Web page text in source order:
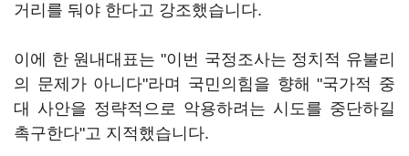
거리를 둬야 한다고 강조했습니다.
이에 한 원내대표는 "이번 국정조사는 정치적 유불리
의 문제가 아니다"라며 국민의힘을 향해 "국가적 중
대 사안을 정략적으로 악용하려는 시도를 중단하길
촉구한다"고 지적했습니다.